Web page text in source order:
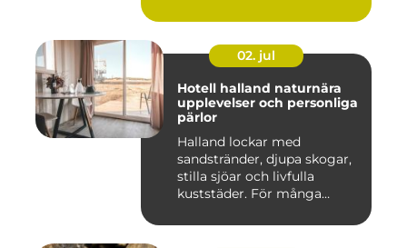
02. jul
Hotell halland naturnära
upplevelser och personliga
pärlor
Halland lockar med
sandstränder, djupa skogar,
stilla sjöar och livfulla
kuststäder. För många